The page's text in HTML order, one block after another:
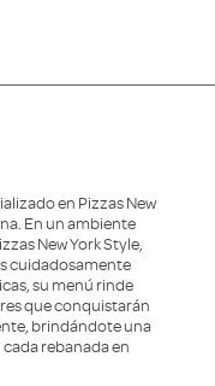
en Pizzas New
En un ambiente
New York Style,
cuidadosamente
su menú rinde
que conquistarán
brindándote una
rebanada en